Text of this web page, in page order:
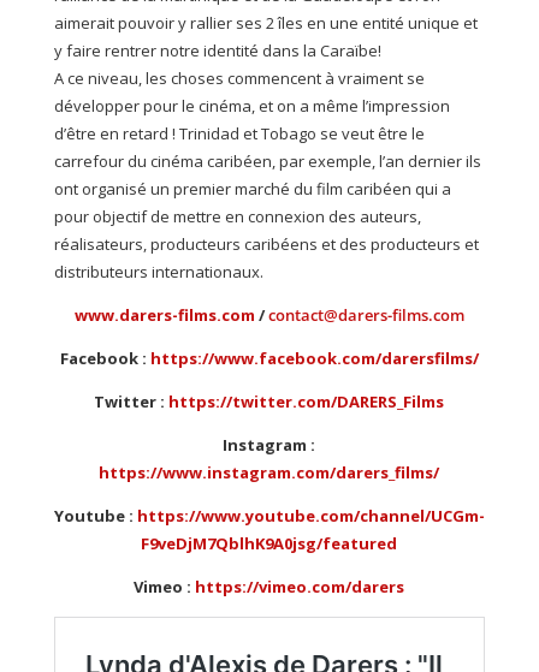
aimerait pouvoir y rallier ses 2 îles en une entité unique et
y faire rentrer notre identité dans la Caraïbe!
A ce niveau, les choses commencent à vraiment se
développer pour le cinéma, et on a même l’impression
d’être en retard ! Trinidad et Tobago se veut être le
carrefour du cinéma caribéen, par exemple, l’an dernier ils
ont organisé un premier marché du film caribéen qui a
pour objectif de mettre en connexion des auteurs,
réalisateurs, producteurs caribéens et des producteurs et
distributeurs internationaux.
www.darers-films.com /contact@darers-films.com
Facebook : https://www.facebook.com/darersfilms/
Twitter : https://twitter.com/DARERS_Films
Instagram :
https://www.instagram.com/darers_films/
Youtube : https://www.youtube.com/channel/UCGm-
F9veDjM7QblhK9A0jsg/featured
Vimeo : https://vimeo.com/darers